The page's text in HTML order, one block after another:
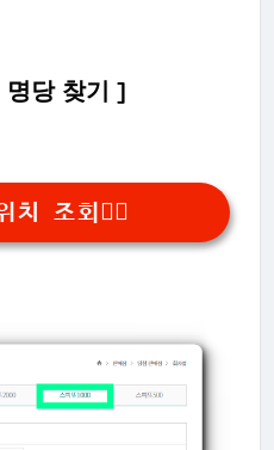
명당 찾기 ]
조회👆🏻